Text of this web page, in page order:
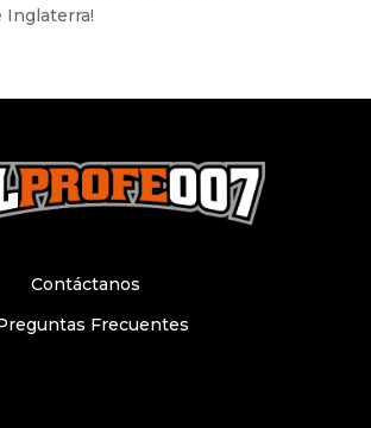
Inglaterra!
Frecuentes
Contáctanos